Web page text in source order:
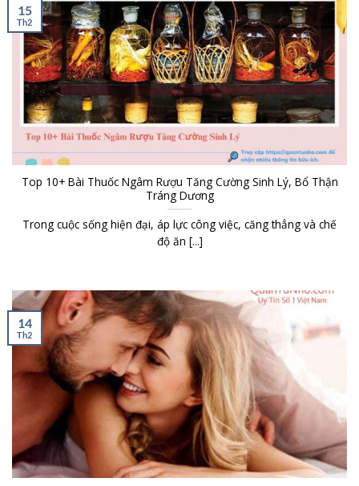
Top 10+ Bài Thuốc Ngâm Rượu Tăng Cường Sinh Lý, Bổ Thận
Tráng Dương
Trong cuộc sống hiện đại, áp lực công việc, căng thẳng và chế
độ ăn [...]
15
Th2
14
Th2